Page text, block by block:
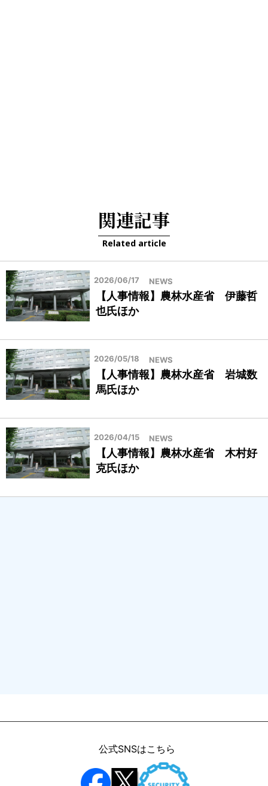
関連記事
Related article
2026/06/17 NEWS
【人事情報】農林水産省 伊藤哲
也氏ほか
2026/05/18 NEWS
【人事情報】農林水産省 岩城数
馬氏ほか
2026/04/15 NEWS
【人事情報】農林水産省 木村好
克氏ほか
公式SNSはこちら